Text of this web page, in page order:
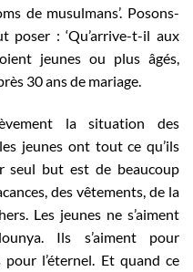
de musulmans’. Posons-
poser : ‘Qu’arrive-t-il aux
jeunes ou plus âgés,
30 ans de mariage.
la situation des
jeunes ont tout ce qu’ils
seul but est de beaucoup
des vêtements, de la
Les jeunes ne s’aiment
Ils s’aiment pour
pour l’éternel. Et quand ce